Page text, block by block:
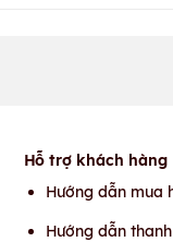
Hỗ trợ khách hàng
Hướng dẫn mua
Hướng dẫn